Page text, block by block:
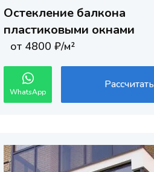
Остекление балкона
пластиковыми окнами
от 4800 ₽/м²
WhatsApp
Рассчитать